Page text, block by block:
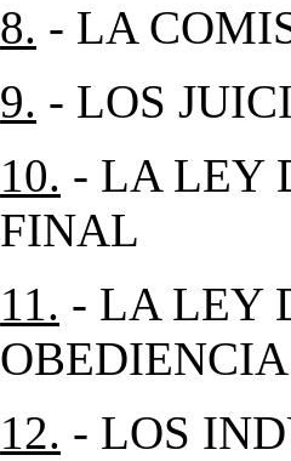
8. - LA
9. - LOS
10. - LA LEY
FINAL
11. - LA LEY
12. - LOS